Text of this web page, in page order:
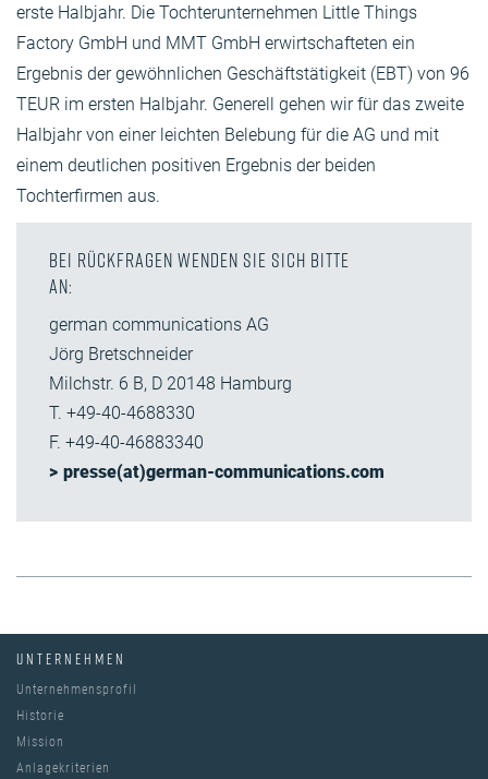
erste Halbjahr. Die Tochterunternehmen Little Things
Factory GmbH und MMT GmbH erwirtschafteten ein
Ergebnis der gewöhnlichen Geschäftstätigkeit (EBT) von 96
TEUR im ersten Halbjahr. Generell gehen wir für das zweite
Halbjahr von einer leichten Belebung für die AG und mit
einem deutlichen positiven Ergebnis der beiden
Tochterfirmen aus.
Bei Rückfragen wenden Sie sich bitte
an:
german communications AG
Jörg Bretschneider
Milchstr. 6 B, D 20148 Hamburg
T. +49-40-4688330
F. +49-40-46883340
presse(at)german-communications.com
UNTERNEHMEN
Unternehmensprofil
Historie
Mission
Anlagekriterien